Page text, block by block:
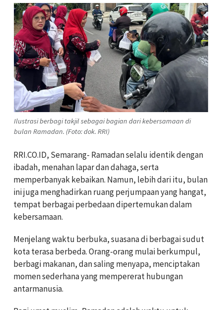
Ilustrasi berbagi takjil sebagai bagian dari kebersamaan di
bulan Ramadan. (Foto: dok. RRI)
RRI.CO.ID, Semarang- Ramadan selalu identik dengan
ibadah, menahan lapar dan dahaga, serta
memperbanyak kebaikan. Namun, lebih dari itu, bulan
ini juga menghadirkan ruang perjumpaan yang hangat,
tempat berbagai perbedaan dipertemukan dalam
kebersamaan.
Menjelang waktu berbuka, suasana di berbagai sudut
kota terasa berbeda. Orang-orang mulai berkumpul,
berbagi makanan, dan saling menyapa, menciptakan
momen sederhana yang mempererat hubungan
antarmanusia.